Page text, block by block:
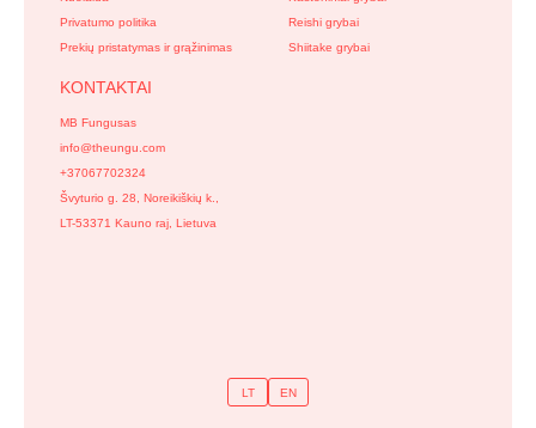
Privatumo politika
Prekių pristatymas ir grąžinimas
Reishi grybai
Shiitake grybai
KONTAKTAI
MB Fungusas
info@theungu.com
+37067702324
Švyturio g. 28, Noreikiškių k.,
LT-53371 Kauno raj, Lietuva
LT EN